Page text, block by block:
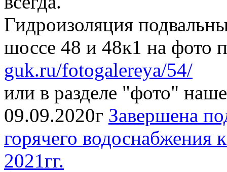
Гидроизоляция
шоссе 48 и 48к1 на фото
guk.ru/fotogalereya/54/
или в разделе "фото"
09.09.2020г Завершена
горячего водоснабжения
2021гг.